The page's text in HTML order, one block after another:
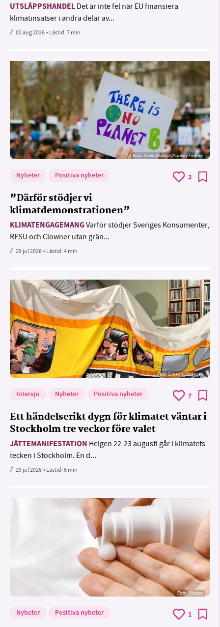
UTSLÄPPSHANDEL Det är inte fel när EU finansiera
klimatinsatser i andra delar av...
02 aug 2026• Lästid:7 min
Foto:Kevin Snyman/Pixabay Licence
Nyheter Positiva nyheter 2
”Därför stödjer vi
klimatdemonstrationen”
KLIMATENGAGEMANGVarför stödjer Sveriges Konsumenter,
RFSU och Clowner utan grän...
29 jul 2026• Lästid:4 min
Foto: Supermijöbloggen
Intervju Nyheter Positiva nyheter 7
Ett händelserikt dygn för klimatet väntar i
Stockholm tre veckor före valet
JÄTTEMANIFESTATION Helgen 22-23 augusti går i klimatets
tecken i Stockholm. En d...
29 jul 2026• Lästid:6 min
Foto:Pixabay
Nyheter Positiva nyheter 1